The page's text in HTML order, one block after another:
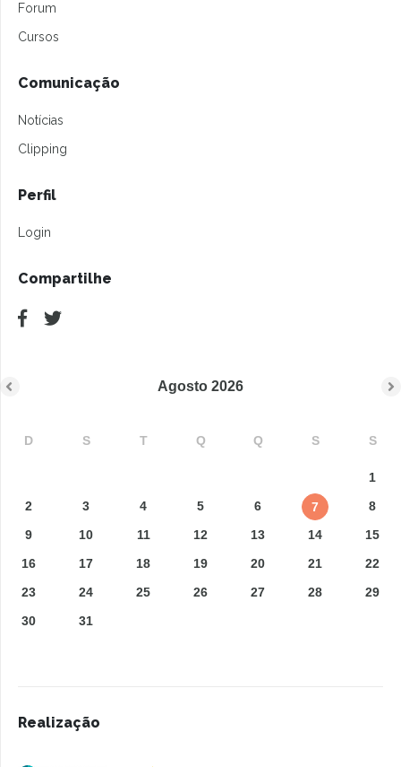
Forum
Cursos
Comunicação
Notícias
Clipping
Perfil
Login
Compartilhe
Agosto 2026
D S T Q Q S S
1
2
3 4 5 6 7
8
9
10 11 12 13 14
15
16
17 18 19 20 21
22
23
24 25 26 27 28
29
30
31
Realização